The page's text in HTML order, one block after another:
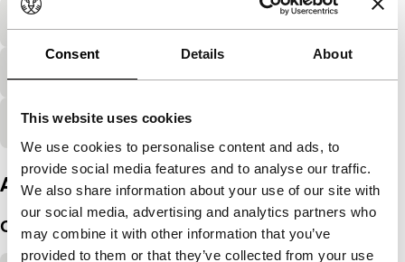
Consent Details About
This website uses cookies
We use cookies to personalise content and ads, to
provide social media features and to analyse our traffic.
We also share information about your use of our site with
our social media, advertising and analytics partners who
may combine it with other information that you’ve
provided to them or that they’ve collected from your use
“Dirty God” – speelfilm
AANBOD: doen
Onderbouw